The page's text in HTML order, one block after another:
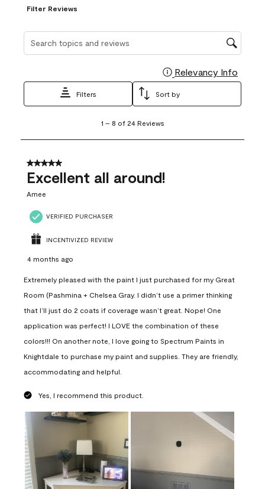
Filter Reviews
Relevancy Info
Filters Sort by
8
24
Reviews
1 – 8 of 24 Reviews
5 out of 5 stars.
Excellent all around!
Amee
VERIFIED PURCHASER
INCENTIVIZED REVIEW
4 months ago
Extremely pleased with the paint I just purchased for my Great
Room (Pashmina + Chelsea Gray. I didn’t use a primer thinking
that I’ll just do 2 coats if coverage wasn’t great. Nope! One
application was perfect! I LOVE the combination of these
colors!!! On another note, I love going to Spectrum Paints in
Knightdale to purchase my paint and supplies. They are friendly,
accommodating and helpful.
Yes, I recommend this product.